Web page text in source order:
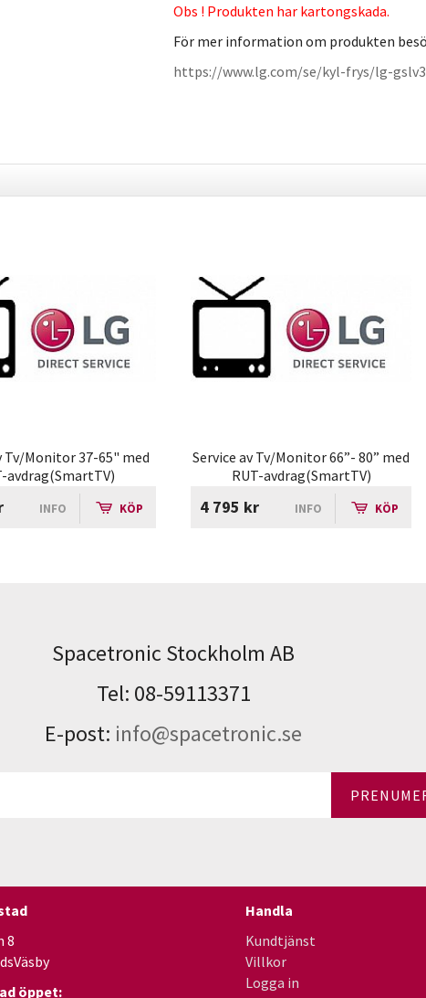
Obs ! Produkten har kartongskada.
För mer information om produkten
https://www.lg.com/se/kyl-frys/lg-
Tv/Monitor 37-65" med
avdrag(SmartTV)
INFO KÖP
Service av Tv/Monitor 66”- 80” med
RUT-avdrag(SmartTV)
4 795 kr INFO KÖP
Spacetronic Stockholm AB
Tel: 08-59113371
E-post: info@spacetronic.se
8
öppet:
Handla
Kundtjänst
Villkor
Logga in